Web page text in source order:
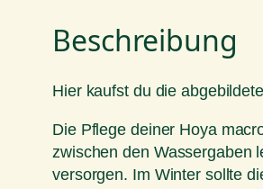
Beschreibung
Hier kaufst du die
Die Pflege deiner Hoya
zwischen den Wassergaben
versorgen. Im Winter sollte